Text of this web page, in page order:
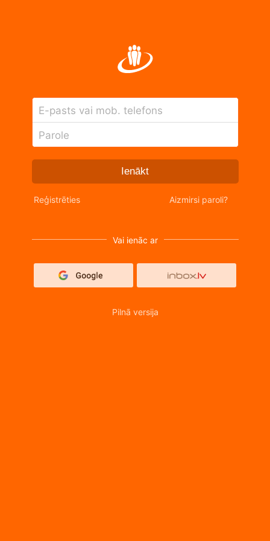
E-pasts vai mob. telefons
Parole
Ienākt
Reģistrēties Aizmirsi paroli?
Vai ienāc ar
Pilnā versija